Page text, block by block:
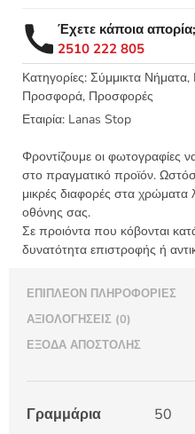
Lanas
Stop
Σύμμικτο
λεπτό
μοχεράκι
50γρ.
ποσότητα
Έχετε κάποια απορία;
2510 222 805
Κατηγορίες: Σύμμικτα Νήματα,
Προσφορά, Προσφορές
Εταιρία: Lanas Stop
Φροντίζουμε οι φωτογραφίες
στο πραγματικό προϊόν.
μικρές διαφορές στα
οθόνης σας.
Σε προιόντα που κόβονται
δυνατότητα επιστροφής ή
ΕΠΙΠΛΈΟΝ ΠΛΗΡΟΦΟΡΊΕΣ
ΑΞΙΟΛΟΓΉΣΕΙΣ (0)
ΈΞΟΔΑ ΑΠΟΣΤΟΛΉΣ
Γραμμάρια
50